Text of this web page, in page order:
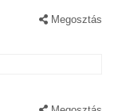
Megosztás